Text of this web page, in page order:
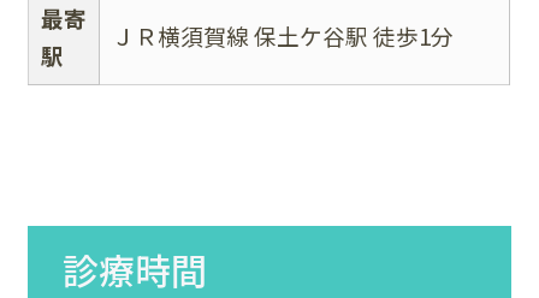
最寄
駅
ＪＲ横須賀線 保土ケ谷駅 徒歩1分
診療時間